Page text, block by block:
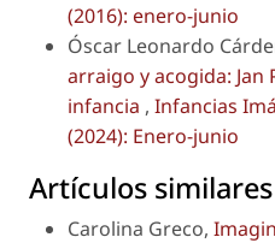
(2016): enero-junio
Óscar Leonardo
arraigo y acogida: Jan
infancia , Infancias
(2024): Enero-junio
Artículos similares
Carolina Greco,